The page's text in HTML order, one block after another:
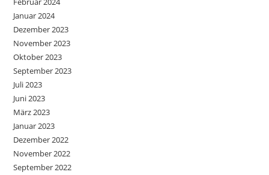
Januar 2024
Dezember 2023
November 2023
Oktober 2023
September 2023
Juli 2023
Juni 2023
März 2023
Januar 2023
Dezember 2022
November 2022
September 2022